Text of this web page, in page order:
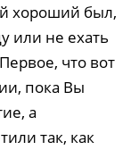
хороший был,
или не ехать
что вот
пока Вы
а
так, как